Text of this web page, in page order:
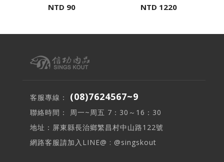
NTD 90 NTD 1220
客服專線： (08)7624567~9
聯絡時間： 周一~周五 7：30～16：30
地址：屏東縣長治鄉繁昌村中山路122號
網路客服請加入LINE@ : @singskout